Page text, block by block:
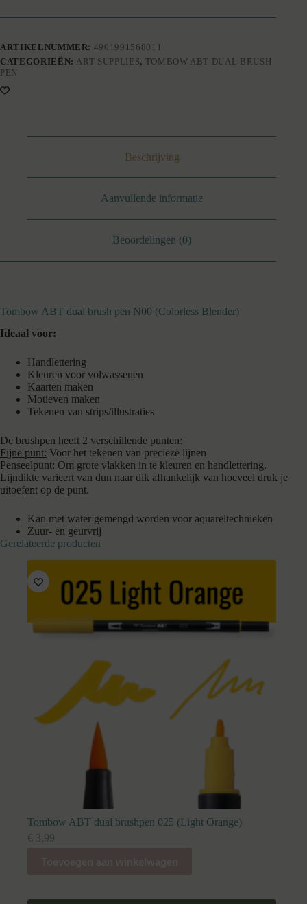
N00
aantal
ARTIKELNUMMER: 4901991568011
CATEGORIEËN: ART SUPPLIES, TOMBOW ABT DUAL BRUSH
PEN
Beschrijving
Aanvullende informatie
Beoordelingen (0)
Tombow ABT dual brush pen N00 (Colorless Blender)
Ideaal voor:
Handlettering
Kleuren voor volwassenen
Kaarten maken
Motieven maken
Tekenen van strips/illustraties
De brushpen heeft 2 verschillende punten:
Fijne punt: Voor het tekenen van precieze lijnen
Penseelpunt: Om grote vlakken in te kleuren en handlettering.
Lijndikte varieert van dun naar dik afhankelijk van hoeveel druk je
uitoefent op de punt.
Kan met water gemengd worden voor aquareltechnieken
Zuur- en geurvrij
Gerelateerde producten
Tombow ABT dual brushpen 025 (Light Orange)
€ 3,99